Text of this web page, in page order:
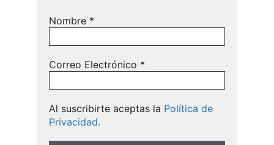
Nombre *
Correo Electrónico *
Al suscribirte aceptas la Política de
Privacidad.